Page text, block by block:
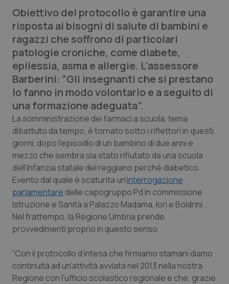
Lettere al direttore
Edizioni Regionali
QS Pro
Professionisti Sanitari.AI
Abruzzo
Basilicata
Calabria
Campania
Emilia-Romagna
Lazio
QS Pro Gold
Artrite & artrosi
Asma & BPCO
Car-T
Colesterolo & coronaropatie
Diabete & glucometri
QS Club Newsletter
Obiettivo del protocollo è garantire una
risposta ai bisogni di salute di bambini e
ragazzi che soffrono di particolari
patologie croniche, come diabete,
epilessia, asma e allergie. L’assessore
Barberini: “Gli insegnanti che si prestano
lo fanno in modo volontario e a seguito di
una formazione adeguata”.
La somministrazione dei farmaci a scuola, tema
dibattuto da tempo, è tornato sotto i riflettori in questi
giorni, dopo l’episodio di un bambino di due anni e
mezzo che sembra sia stato rifiutato da una scuola
dell'infanzia statale del reggiano perché diabetico.
Evento dal quale è scaturita un'interrogazione
parlamentare delle capogruppo Pd in commissione
Istruzione e Sanità a Palazzo Madama, Iori e Boldrini.
Nel frattempo, la Regione Umbria prende
provvedimenti proprio in questo senso.
“Con il protocollo d’intesa che firmiamo stamani diamo
continuità ad un’attività avviata nel 2013 nella nostra
Regione con l’ufficio scolastico regionale e che, grazie